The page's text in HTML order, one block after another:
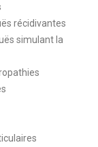
récidivantes
simulant la